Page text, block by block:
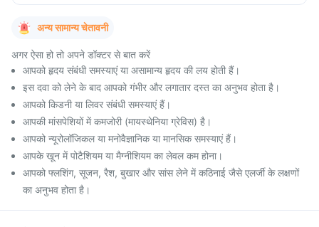
अन्य सामान्य चेतावनी
अगर ऐसा हो तो अपने डॉक्टर से बात करें
आपको हृदय संबंधी समस्याएं या असामान्य हृदय की लय होती हैं।
इस दवा को लेने के बाद आपको गंभीर और लगातार दस्त का अनुभव होता है।
आपको किडनी या लिवर संबंधी समस्याएं हैं।
आपकी मांसपेशियों में कमजोरी (मायस्थेनिया ग्रेविस) है।
आपको न्यूरोलॉजिकल या मनोवैज्ञानिक या मानसिक समस्याएं हैं।
आपके खून में पोटैशियम या मैग्नीशियम का लेवल कम होना।
आपको फ्लशिंग, सूजन, रैश, बुखार और सांस लेने में कठिनाई जैसे एलर्जी के लक्षणों
का अनुभव होता है।